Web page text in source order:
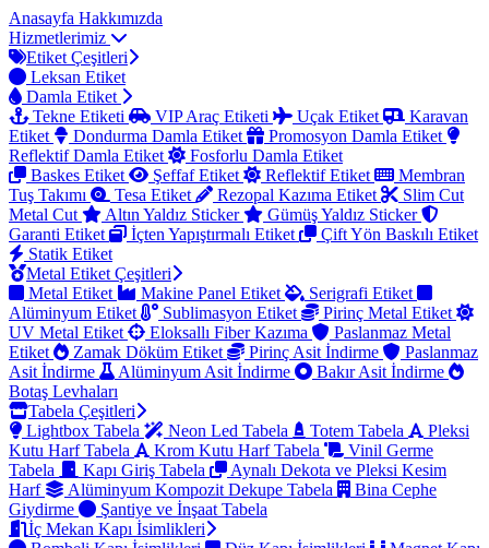
Anasayfa Hakkımızda
Hizmetlerimiz
Etiket Çeşitleri
Leksan Etiket
Damla Etiket
Tekne Etiketi
VIP Araç Etiketi Uçak Etiket
Karavan
Etiket
Dondurma Damla Etiket
Promosyon Damla Etiket
Reflektif Damla Etiket
Fosforlu Damla Etiket
Baskes Etiket
Şeffaf Etiket Reflektif Etiket
Membran
Tuş Takımı
Tesa Etiket Rezopal Kazıma Etiket
Slim Cut
Metal Cut
Altın Yaldız Sticker
Gümüş Yaldız Sticker
Garanti Etiket
İçten Yapıştırmalı Etiket
Çift Yön Baskılı Etiket
Statik Etiket
Metal Etiket Çeşitleri
Metal Etiket
Makine Panel Etiket
Serigrafi Etiket
Alüminyum Etiket
Sublimasyon Etiket
Pirinç Metal Etiket
UV Metal Etiket
Eloksallı Fiber Kazıma
Paslanmaz Metal
Etiket
Zamak Döküm Etiket Pirinç Asit İndirme
Paslanmaz
Asit İndirme
Alüminyum Asit İndirme
Bakır Asit İndirme
Botaş Levhaları
Tabela Çeşitleri
Lightbox Tabela
Neon Led Tabela Totem Tabela
Pleksi
Kutu Harf Tabela
Krom Kutu Harf Tabela
Vinil Germe
Tabela
Kapı Giriş Tabela
Aynalı Dekota ve Pleksi Kesim
Harf
Alüminyum Kompozit Dekupe Tabela
Bina Cephe
Giydirme
Şantiye ve İnşaat Tabela
İç Mekan Kapı İsimlikleri